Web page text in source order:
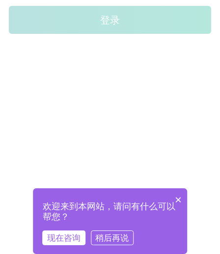
登录
登录即表示已阅读并同意《格兰德官网用户协议》
×
欢迎来到本网站，请问有什么可以
帮您？
现在咨询 稍后再说